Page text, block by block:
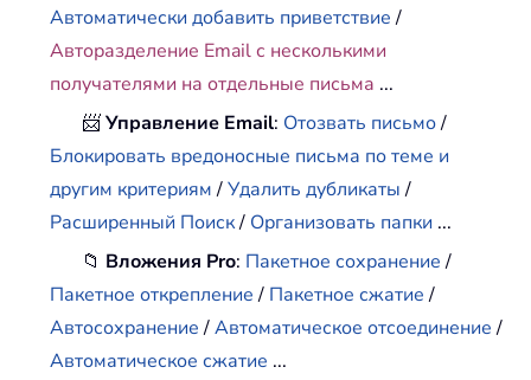
Автоматически добавить приветствие/
Авторазделение Email с несколькими
получателями на отдельные письма ...
📨Управление Email: Отозвать письмо/
Блокировать вредоносные письма по теме и
другим критериям/Удалить дубликаты/
Расширенный Поиск/ Организовать папки ...
📁 Вложения Pro: Пакетное сохранение/
Пакетное открепление/ Пакетное сжатие/
Автосохранение/Автоматическое отсоединение/
Автоматическое сжатие ...